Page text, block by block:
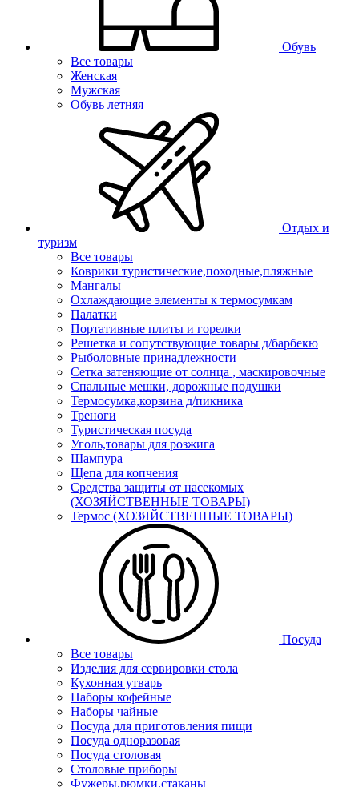
Обувь
Все товары
Женская
Мужская
Обувь летняя
Отдых и
туризм
Все товары
Коврики туристические,походные,пляжные
Мангалы
Охлаждающие элементы к термосумкам
Палатки
Портативные плиты и горелки
Решетка и сопутствующие товары д/барбекю
Рыболовные принадлежности
Сетка затеняющие от солнца , маскировочные
Спальные мешки, дорожные подушки
Термосумка,корзина д/пикника
Треноги
Туристическая посуда
Уголь,товары для розжига
Шампура
Щепа для копчения
Средства защиты от насекомых
(ХОЗЯЙСТВЕННЫЕ ТОВАРЫ)
Термос (ХОЗЯЙСТВЕННЫЕ ТОВАРЫ)
Посуда
Все товары
Изделия для сервировки стола
Кухонная утварь
Наборы кофейные
Наборы чайные
Посуда для приготовления пищи
Посуда одноразовая
Посуда столовая
Столовые приборы
Фужеры.рюмки.стаканы